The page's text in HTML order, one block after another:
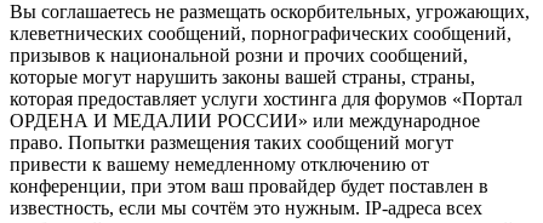
Вы соглашаетесь не размещать оскорбительных, угрожающих,
клеветнических сообщений, порнографических сообщений,
призывов к национальной розни и прочих сообщений,
которые могут нарушить законы вашей страны, страны,
которая предоставляет услуги хостинга для форумов «Портал
ОРДЕНА И МЕДАЛИИ РОССИИ» или международное
право. Попытки размещения таких сообщений могут
привести к вашему немедленному отключению от
конференции, при этом ваш провайдер будет поставлен в
известность, если мы сочтём это нужным. IP-адреса всех